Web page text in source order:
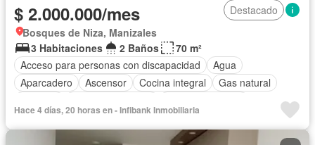
$ 2.000.000/mes
Destacado
Bosques de Niza, Manizales
3 Habitaciones
2 Baños
70 m²
Acceso para personas con discapacidad
Agua
Aparcadero
Ascensor Cocina integral
Gas natural
Hace 4 días, 20 horas en - Infibank Inmobiliaria